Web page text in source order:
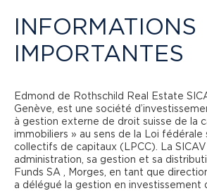
REAL ESTATE
DATES CLEFS DE
SICAV
SUISSE
INFORMATIONS
IMPORTANTES
Edmond de Rothschild Real Estate
Genève, est une société
à gestion externe de droit suisse de la
immobiliers » au sens de la Loi fédérale
collectifs de capitaux (LPCC). La
administration, sa gestion et sa
Funds SA , Morges, en tant que
a délégué la gestion en investissement